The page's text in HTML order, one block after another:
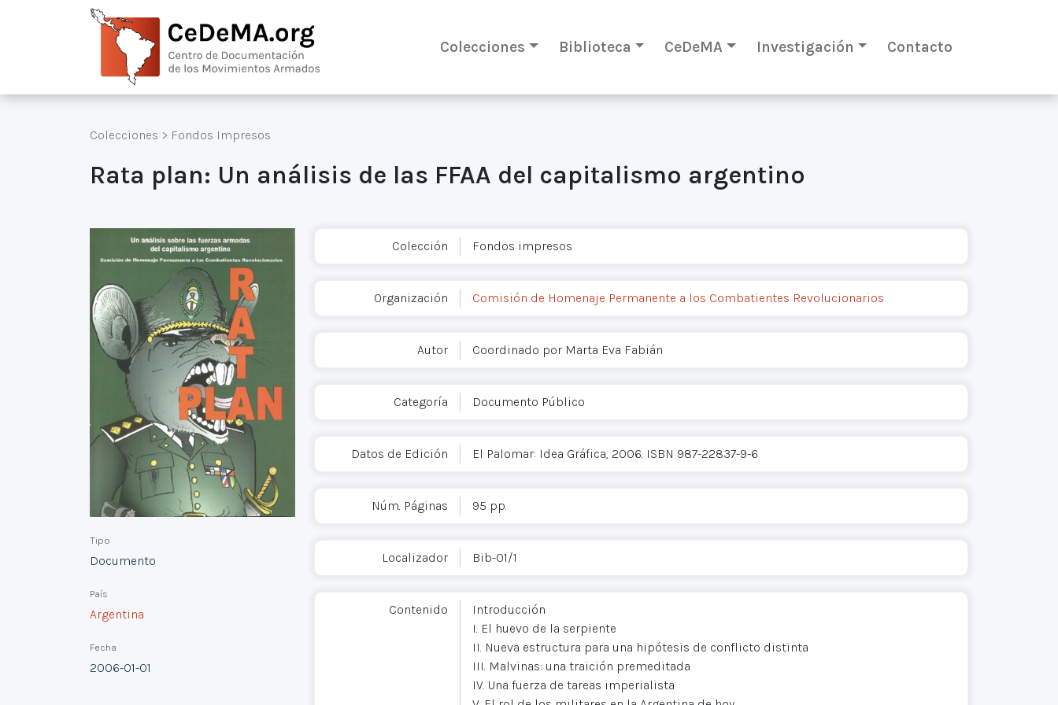
Colecciones Biblioteca CeDeMA Investigación Contacto
Colecciones > Fondos Impresos
Rata plan: Un análisis de las FFAA del capitalismo argentino
Tipo
Documento
País
Argentina
Fecha
2006-01-01
Colección Fondos impresos
Organización Comisión de Homenaje Permanente a los Combatientes Revolucionarios
Autor Coordinado por Marta Eva Fabián
Categoría Documento Público
Datos de Edición El Palomar: Idea Gráfica, 2006. ISBN 987-22837-9-6
Núm. Páginas 95 pp.
Localizador Bib-01/1
Contenido
Introducción
I. El huevo de la serpiente
II. Nueva estructura para una hipótesis de conflicto distinta
III. Malvinas: una traición premeditada
IV. Una fuerza de tareas imperialista